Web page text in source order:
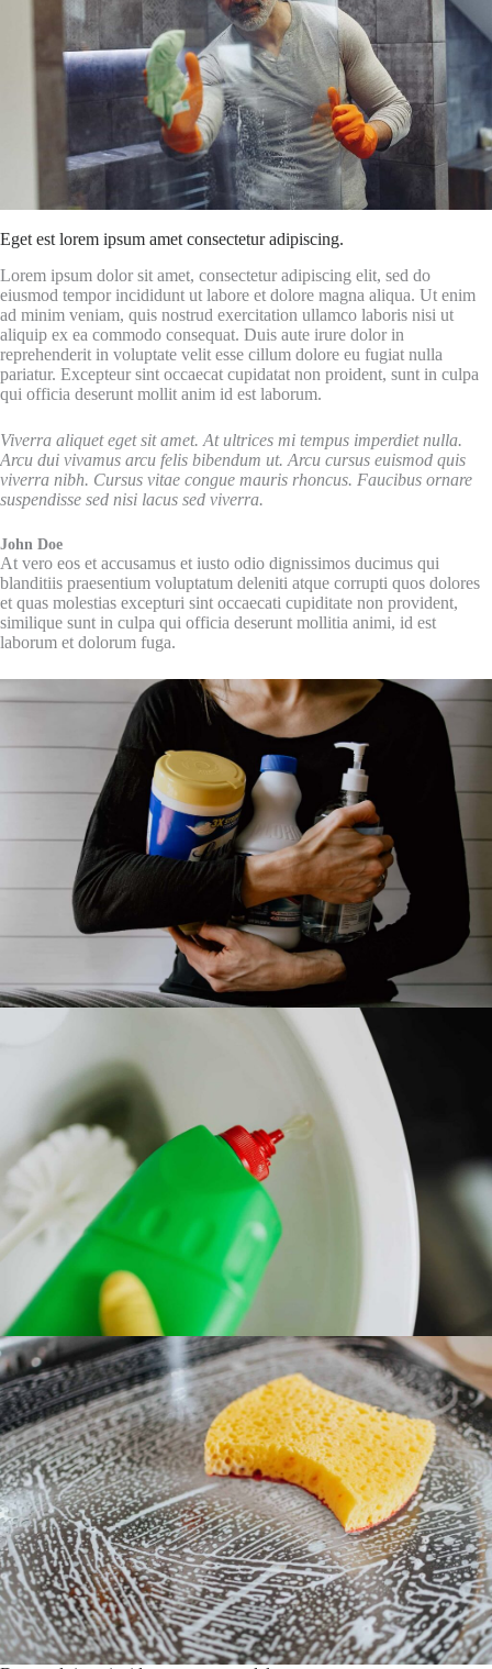
Eget est lorem ipsum amet consectetur adipiscing.
Lorem ipsum dolor sit amet, consectetur adipiscing elit, sed do
eiusmod tempor incididunt ut labore et dolore magna aliqua. Ut enim
ad minim veniam, quis nostrud exercitation ullamco laboris nisi ut
aliquip ex ea commodo consequat. Duis aute irure dolor in
reprehenderit in voluptate velit esse cillum dolore eu fugiat nulla
pariatur. Excepteur sint occaecat cupidatat non proident, sunt in culpa
qui officia deserunt mollit anim id est laborum.
Viverra aliquet eget sit amet. At ultrices mi tempus imperdiet nulla.
Arcu dui vivamus arcu felis bibendum ut. Arcu cursus euismod quis
viverra nibh. Cursus vitae congue mauris rhoncus. Faucibus ornare
suspendisse sed nisi lacus sed viverra.
John Doe
At vero eos et accusamus et iusto odio dignissimos ducimus qui
blanditiis praesentium voluptatum deleniti atque corrupti quos dolores
et quas molestias excepturi sint occaecati cupiditate non provident,
similique sunt in culpa qui officia deserunt mollitia animi, id est
laborum et dolorum fuga.